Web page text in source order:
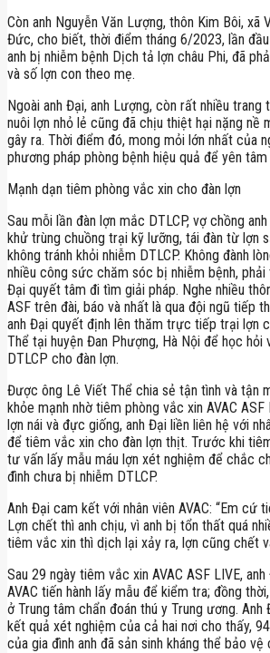
Còn anh Nguyễn Văn Lượng, thôn Kim Bôi, xã
Đức, cho biết, thời điểm tháng 6/2023, lần
anh bị nhiễm bệnh Dịch tả lợn châu Phi, đã
và số lợn con theo mẹ.
Ngoài anh Đại, anh Lượng, còn rất nhiều trang
nuôi lợn nhỏ lẻ cũng đã chịu thiệt hại nặng nề
gây ra. Thời điểm đó, mong mỏi lớn nhất của
phương pháp phòng bệnh hiệu quả để yên tâm
Mạnh dạn tiêm phòng vắc xin cho đàn lợn
Sau mỗi lần đàn lợn mắc DTLCP, vợ chồng
khử trùng chuồng trại kỹ lưỡng, tái đàn từ lợn
không tránh khỏi nhiễm DTLCP. Không đành
nhiều công sức chăm sóc bị nhiễm bệnh, phải
Đại quyết tâm đi tìm giải pháp. Nghe nhiều
ASF trên đài, báo và nhất là qua đội ngũ tiếp
anh Đại quyết định lên thăm trực tiếp trại lợn
Thể tại huyện Đan Phượng, Hà Nội để học hỏi
DTLCP cho đàn lợn.
Được ông Lê Viết Thể chia sẻ tận tình và tận
khỏe mạnh nhờ tiêm phòng vắc xin AVAC
lợn nái và đực giống, anh Đại liền liên hệ với
để tiêm vắc xin cho đàn lợn thịt. Trước khi
tư vấn lấy mẫu máu lợn xét nghiệm để chắc
đình chưa bị nhiễm DTLCP.
Anh Đại cam kết với nhân viên AVAC: “Em cứ
Lợn chết thì anh chịu, vì anh bị tổn thất quá
tiêm vắc xin thì dịch lại xảy ra, lợn cũng chết
Sau 29 ngày tiêm vắc xin AVAC ASF LIVE,
AVAC tiến hành lấy mẫu để kiểm tra; đồng
ở Trung tâm chẩn đoán thú y Trung ương.
kết quả xét nghiệm của cả hai nơi cho thấy,
của gia đình anh đã sản sinh kháng thể bảo vệ